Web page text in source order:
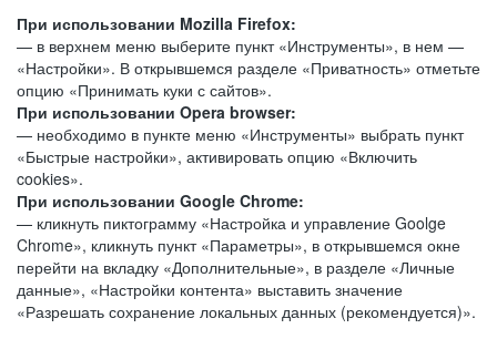
При использовании Mozilla Firefox:
— в верхнем меню выберите пункт «Инструменты», в нем —
«Настройки». В открывшемся разделе «Приватность» отметьте
опцию «Принимать куки с сайтов».
При использовании Opera browser:
— необходимо в пункте меню «Инструменты» выбрать пункт
«Быстрые настройки», активировать опцию «Включить
cookies».
При использовании Google Chrome:
— кликнуть пиктограмму «Настройка и управление Goolge
Chrome», кликнуть пункт «Параметры», в открывшемся окне
перейти на вкладку «Дополнительные», в разделе «Личные
данные», «Настройки контента» выставить значение
«Разрешать сохранение локальных данных (рекомендуется)».